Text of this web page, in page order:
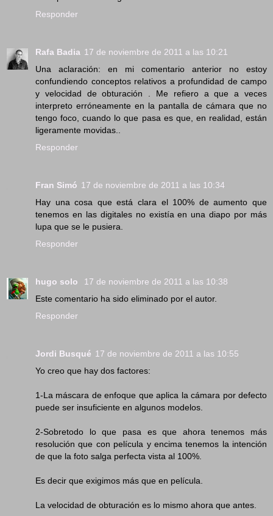
Responder
Rafa Badia 17 de noviembre de 2011 a las 10:21
Una aclaración: en mi comentario anterior no estoy
confundiendo conceptos relativos a profundidad de campo
y velocidad de obturación . Me refiero a que a veces
interpreto erróneamente en la pantalla de cámara que no
tengo foco, cuando lo que pasa es que, en realidad, están
ligeramente movidas..
Responder
Fran Simó 17 de noviembre de 2011 a las 10:34
Hay una cosa que está clara el 100% de aumento que
tenemos en las digitales no existía en una diapo por más
lupa que se le pusiera.
Responder
hugo solo
17 de noviembre de 2011 a las 10:38
Este comentario ha sido eliminado por el autor.
Responder
Jordi Busqué 17 de noviembre de 2011 a las 10:55
Yo creo que hay dos factores:
1-La máscara de enfoque que aplica la cámara por defecto
puede ser insuficiente en algunos modelos.
2-Sobretodo lo que pasa es que ahora tenemos más
resolución que con película y encima tenemos la intención
de que la foto salga perfecta vista al 100%.
Es decir que exigimos más que en película.
La velocidad de obturación es lo mismo ahora que antes.